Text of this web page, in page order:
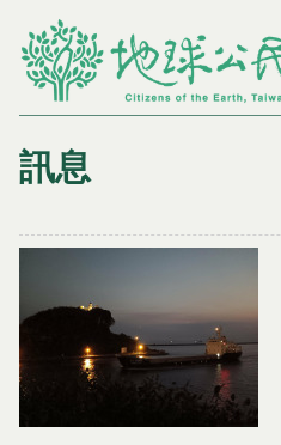
訊息
您在這裡